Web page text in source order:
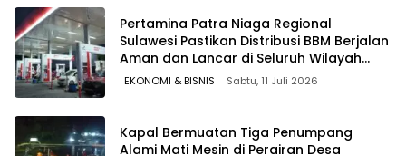
Pertamina Patra Niaga Regional
Sulawesi Pastikan Distribusi BBM Berjalan
Aman dan Lancar di Seluruh Wilayah
Sulawesi
EKONOMI & BISNIS Sabtu, 11 Juli 2026
Kapal Bermuatan Tiga Penumpang
Alami Mati Mesin di Perairan Desa